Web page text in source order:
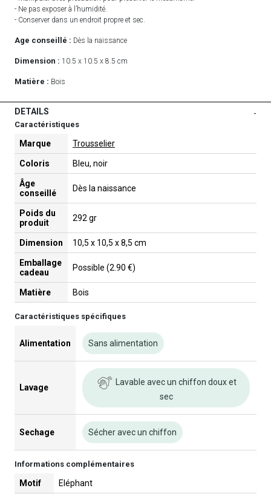
- Ne pas exposer à l’humidité.
- Conserver dans un endroit propre et sec.
Age conseillé : Dès la naissance
Dimension : 10.5 x 10.5 x 8.5 cm
Matière : Bois
DETAILS -
Caractéristiques
Marque Trousselier
Coloris Bleu, noir
Âge
conseillé
Dès la naissance
Poids du
produit
292 gr
Dimension 10,5 x 10,5 x 8,5 cm
Emballage
cadeau
Possible (2.90 €)
Matière Bois
Caractéristiques spécifiques
Alimentation Sans alimentation
Lavage
Lavable avec un chiffon doux et
sec
Sechage Sécher avec un chiffon
Informations complémentaires
Motif Eléphant